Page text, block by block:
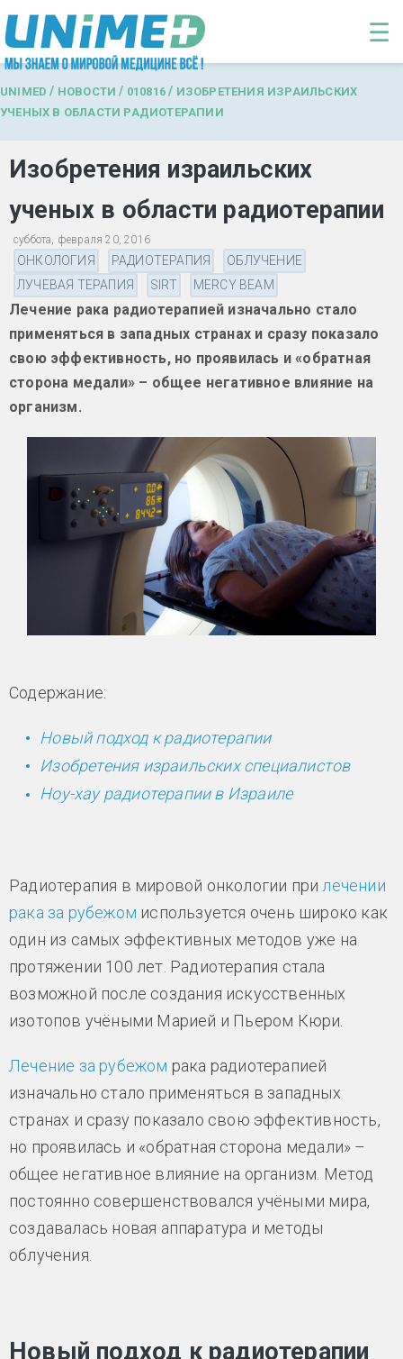
Перейти к основному содержанию
☰
UNIMED / НОВОСТИ / 010816 / ИЗОБРЕТЕНИЯ ИЗРАИЛЬСКИХ
УЧЕНЫХ В ОБЛАСТИ РАДИОТЕРАПИИ
Изобретения израильских
ученых в области радиотерапии
суббота, февраля 20, 2016
ОНКОЛОГИЯ РАДИОТЕРАПИЯ
ОБЛУЧЕНИЕ
ЛУЧЕВАЯ ТЕРАПИЯ
SIRT MERCY BEAM
Лечение рака радиотерапией изначально стало
применяться в западных странах и сразу показало
свою эффективность, но проявилась и «обратная
сторона медали» – общее негативное влияние на
организм.
Содержание:
Новый подход к радиотерапии
Изобретения израильских специалистов
Ноу-хау радиотерапии в Израиле
Радиотерапия в мировой онкологии при лечении
рака за рубежом используется очень широко как
один из самых эффективных методов уже на
протяжении 100 лет. Радиотерапия стала
возможной после создания искусственных
изотопов учёными Марией и Пьером Кюри.
Лечение за рубежом рака радиотерапией
изначально стало применяться в западных
странах и сразу показало свою эффективность,
но проявилась и «обратная сторона медали» –
общее негативное влияние на организм. Метод
постоянно совершенствовался учёными мира,
создавалась новая аппаратура и методы
облучения.
Новый подход к радиотерапии